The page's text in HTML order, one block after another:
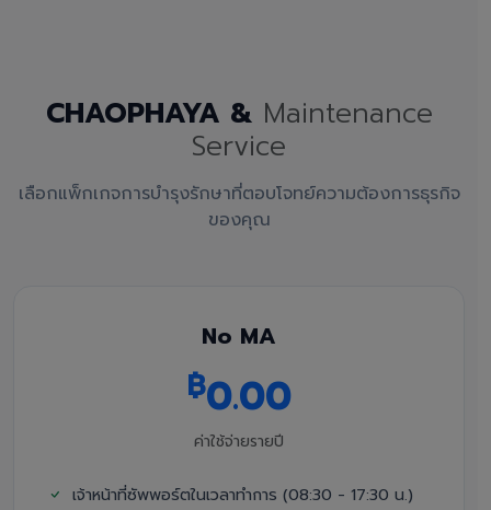
CHAOPHAYA & Maintenance
Service
เลือกแพ็กเกจการบำรุงรักษาที่ตอบโจทย์ความต้องการธุรกิจ
ของคุณ
No MA
฿0.00
ค่าใช้จ่ายรายปี
เจ้าหน้าที่ซัพพอร์ตในเวลาทำการ (08:30 - 17:30 น.)